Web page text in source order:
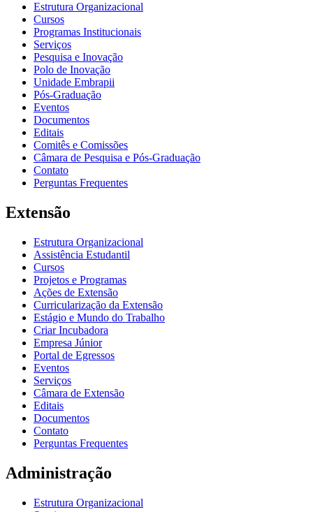
Estrutura Organizacional
Cursos
Programas Institucionais
Serviços
Pesquisa e Inovação
Polo de Inovação
Unidade Embrapii
Pós-Graduação
Eventos
Documentos
Editais
Comitês e Comissões
Câmara de Pesquisa e Pós-Graduação
Contato
Perguntas Frequentes
Extensão
Estrutura Organizacional
Assistência Estudantil
Cursos
Projetos e Programas
Ações de Extensão
Curricularização da Extensão
Estágio e Mundo do Trabalho
Criar Incubadora
Empresa Júnior
Portal de Egressos
Eventos
Serviços
Câmara de Extensão
Editais
Documentos
Contato
Perguntas Frequentes
Administração
Estrutura Organizacional